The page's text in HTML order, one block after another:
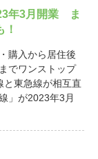
年3月開業 ま
購入から居住後
でワンストップ
東急線が相互直
」が2023年3月